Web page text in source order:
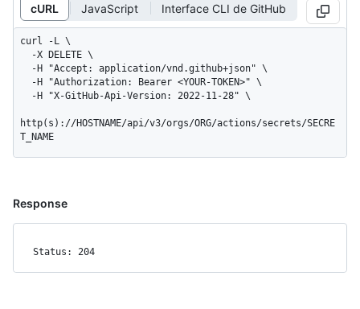
cURL JavaScript Interface CLI de GitHub
curl -L \
http(s)://HOSTNAME/api/v3/orgs/ORG/actions/secrets/SECRE
T_NAME
Response
Status: 204